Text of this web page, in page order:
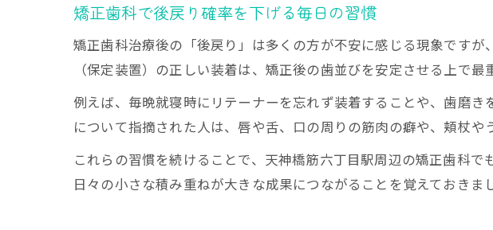
矯正歯科の説明や対応力が後戻り防
リテーナー活用で後戻りリスクを下げる
矯正歯科でリテーナーを正しく使う
矯正歯科のリテーナー装着期間と効
矯正歯科後のリテーナー習慣で差が
矯正歯科で後戻り確率を下げる毎日の習慣
矯正歯科治療後の「後戻り」は多くの方が不安に感じる現象です
（保定装置）の正しい装着は、矯正後の歯並びを安定させる上で最
例えば、毎晩就寝時にリテーナーを忘れず装着することや、歯磨
について指摘された人は、唇や舌、口の周りの筋肉の癖や、頬杖
これらの習慣を続けることで、天神橋筋六丁目駅周辺の矯正歯科
日々の小さな積み重ねが大きな成果につながることを覚えておきま